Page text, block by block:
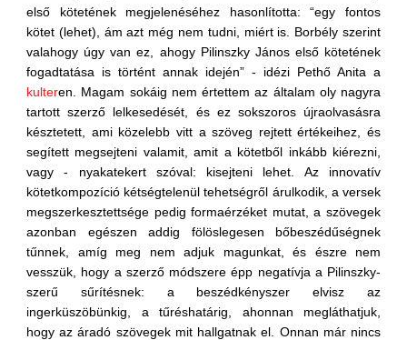
első kötetének megjelenéséhez hasonlította: “egy fontos
kötet (lehet), ám azt még nem tudni, miért is. Borbély szerint
valahogy úgy van ez, ahogy Pilinszky János első kötetének
fogadtatása is történt annak idején” - idézi Pethő Anita a
kulteren. Magam sokáig nem értettem az általam oly nagyra
tartott szerző lelkesedését, és ez sokszoros újraolvasásra
késztetett, ami közelebb vitt a szöveg rejtett értékeihez, és
segített megsejteni valamit, amit a kötetből inkább kiérezni,
vagy - nyakatekert szóval: kisejteni lehet. Az innovatív
kötetkompozíció kétségtelenül tehetségről árulkodik, a versek
megszerkesztettsége pedig formaérzéket mutat, a szövegek
azonban egészen addig fölöslegesen bőbeszédűségnek
tűnnek, amíg meg nem adjuk magunkat, és észre nem
vesszük, hogy a szerző módszere épp negatívja a Pilinszky-
szerű sűrítésnek: a beszédkényszer elvisz az
ingerküszöbünkig, a tűréshatárig, ahonnan megláthatjuk,
hogy az áradó szövegek mit hallgatnak el. Onnan már nincs